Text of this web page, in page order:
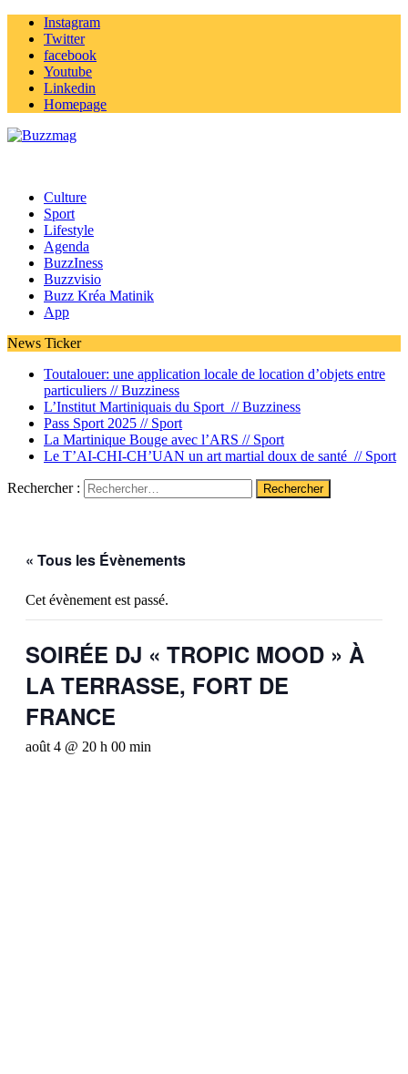
Instagram
Twitter
facebook
Youtube
Linkedin
Homepage
Culture
Sport
Lifestyle
Agenda
BuzzIness
Buzzvisio
Buzz Kréa Matinik
App
News Ticker
Toutalouer: une application locale de location d’objets entre
particuliers //Buzziness
L’Institut Martiniquais du Sport //Buzziness
Pass Sport 2025 // Sport
La Martinique Bouge avec l’ARS // Sport
Le T’AI-CHI-CH’UAN un art martial doux de santé // Sport
Rechercher :
« Tous les Évènements
Cet évènement est passé.
SOIRÉE DJ « TROPIC MOOD » À
LA TERRASSE, FORT DE
FRANCE
août 4 @ 20 h 00 min